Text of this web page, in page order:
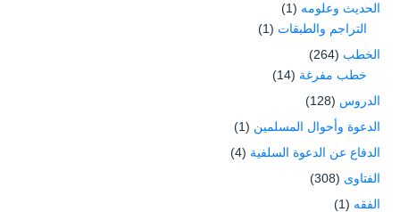
الحديث وعلومه (1)
التراجم والطبقات (1)
الخطب (264)
خطب مفرغة (14)
الدروس (128)
الدعوة وأحوال المسلمين (1)
الدفاع عن الدعوة السلفية (4)
الفتاوى (308)
الفقه (1)